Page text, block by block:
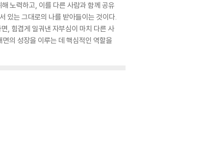
노력하고, 이를 다른 사람과 함께 공유
있는 그대로의 나를 받아들이는 것이다.
, 힘겹게 일궈낸 자부심이 마치 다른 사
의 성장을 이루는 데 핵심적인 역할을